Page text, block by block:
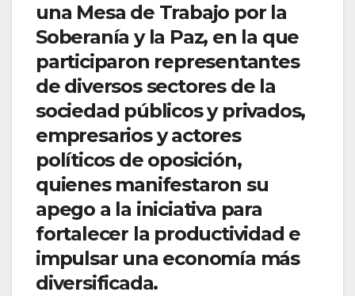
una Mesa de Trabajo por la
Soberanía y la Paz, en la que
participaron representantes
de diversos sectores de la
sociedad públicos y privados,
empresarios y actores
políticos de oposición,
quienes manifestaron su
apego a la iniciativa para
fortalecer la productividad e
impulsar una economía más
diversificada.